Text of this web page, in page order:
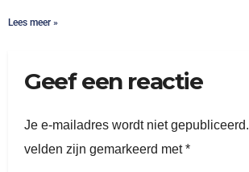
Lees meer »
Geef een reactie
Je e-mailadres wordt niet gepubliceerd.
velden zijn gemarkeerd met*